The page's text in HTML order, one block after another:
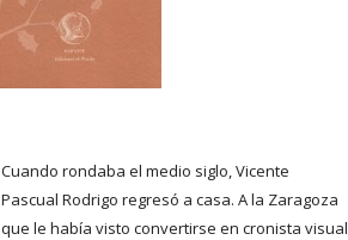
Cuando rondaba el medio siglo, Vicente
Pascual Rodrigo regresó a casa. A la Zaragoza
que le había visto convertirse en cronista visual